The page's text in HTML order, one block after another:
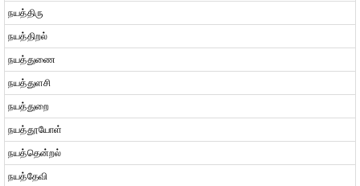
நயத்திரு
நயத்திறல்
நயத்துணை
நயத்துளசி
நயத்துறை
நயத்தூயோள்
நயத்தென்றல்
நயத்தேவி